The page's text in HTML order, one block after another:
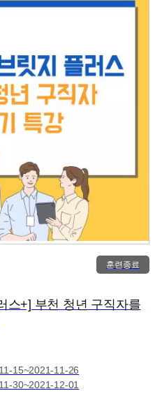
훈련종료
스+] 부천 청년 구직자를
15~2021-11-26
30~2021-12-01